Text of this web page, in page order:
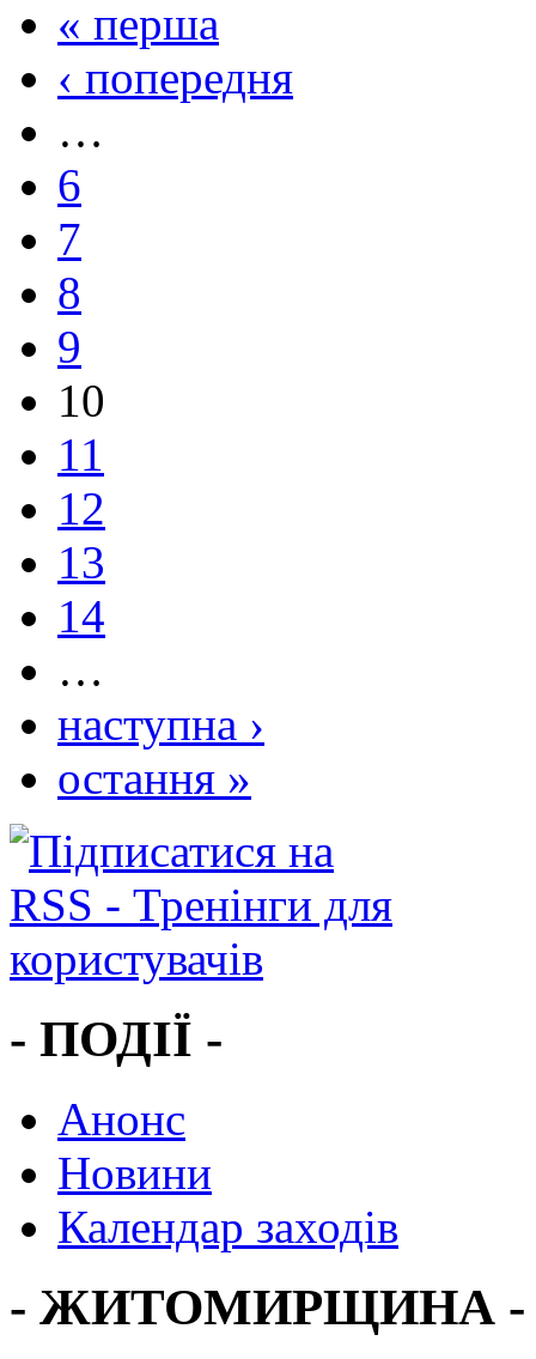
« перша
‹ попередня
…
6
7
8
9
10
11
12
13
14
…
наступна ›
остання »
- ПОДІЇ -
Анонс
Новини
Календар заходів
- ЖИТОМИРЩИНА -